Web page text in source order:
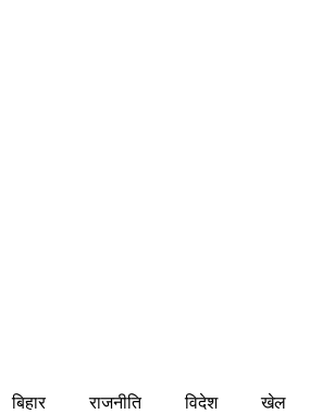
बिहार राजनीति विदेश खेल